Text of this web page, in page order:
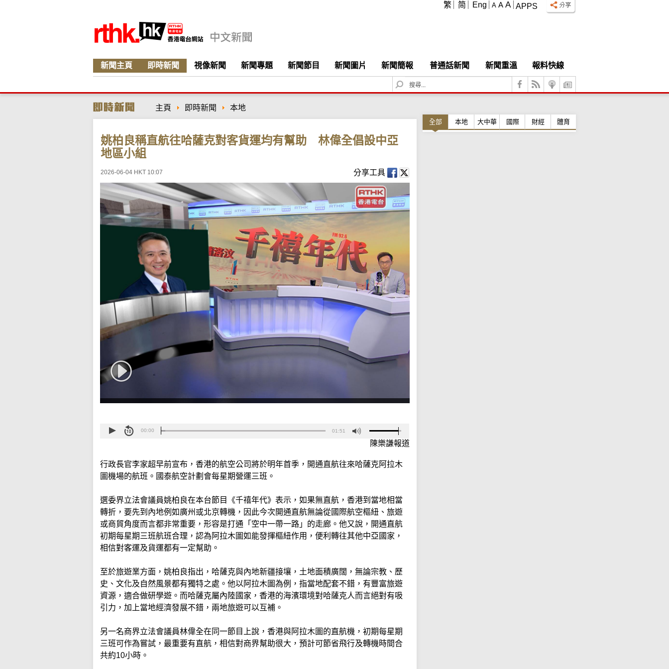
APPS
A A A
繁 简 Eng
新聞主頁 即時新聞 視像新聞 新聞專題 新聞節目 新聞圖片 新聞簡報 普通話新聞 新聞重溫
報料快線
S
e
c
主頁 即時新聞 本地
姚柏良稱直航往哈薩克對客貨運均有幫助 林偉全倡設中亞
地區小組
2026-06-04 HKT 10:07 分享工具
00:00 01:51
陳樂謙報道
行政長官李家超早前宣布，香港的航空公司將於明年首季，開通直航往來哈薩克阿拉木
圖機場的航班。國泰航空計劃會每星期營運三班。
選委界立法會議員姚柏良在本台節目《千禧年代》表示，如果無直航，香港到當地相當
轉折，要先到內地例如廣州或北京轉機，因此今次開通直航無論從國際航空樞紐、旅遊
或商貿角度而言都非常重要，形容是打通「空中一帶一路」的走廊。他又說，開通直航
初期每星期三班航班合理，認為阿拉木圖如能發揮樞紐作用，便利轉往其他中亞國家，
相信對客運及貨運都有一定幫助。
至於旅遊業方面，姚柏良指出，哈薩克與內地新疆接壤，土地面積廣闊，無論宗教、歷
史、文化及自然風景都有獨特之處。他以阿拉木圖為例，指當地配套不錯，有豐富旅遊
資源，適合做研學遊。而哈薩克屬內陸國家，香港的海濱環境對哈薩克人而言絕對有吸
引力，加上當地經濟發展不錯，兩地旅遊可以互補。
另一名商界立法會議員林偉全在同一節目上說，香港與阿拉木圖的直航機，初期每星期
三班可作為嘗試，最重要有直航，相信對商界幫助很大，預計可節省飛行及轉機時間合
共約10小時。
全部 本地 大中華 國際 財經 體育